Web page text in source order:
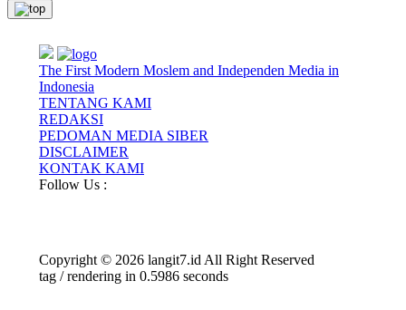
The First Modern Moslem and Independen Media in
Indonesia
TENTANG KAMI
REDAKSI
PEDOMAN MEDIA SIBER
DISCLAIMER
KONTAK KAMI
Follow Us :
Copyright © 2026 langit7.id All Right Reserved
tag / rendering in 0.5986 seconds